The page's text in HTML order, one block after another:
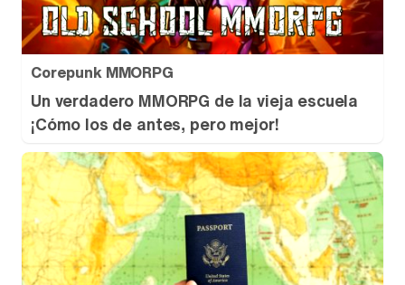
Corepunk MMORPG
Un verdadero MMORPG de la vieja escuela
¡Cómo los de antes, pero mejor!